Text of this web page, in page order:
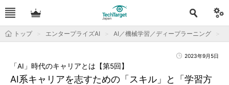
トップ エンタープライズAI AI／機械学習／ディープラーニング
2023年9月5日
AI系キャリアを志すための「スキル」と「学習方
「AI」時代のキャリアとは【第5回】